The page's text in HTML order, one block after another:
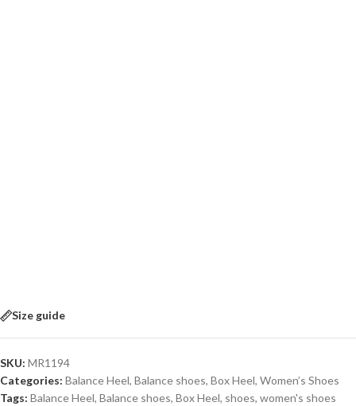
Size guide
SKU: MR1194
Categories: Balance Heel, Balance shoes, Box Heel, Women’s Shoes
Tags: Balance Heel, Balance shoes, Box Heel, shoes, women's shoes